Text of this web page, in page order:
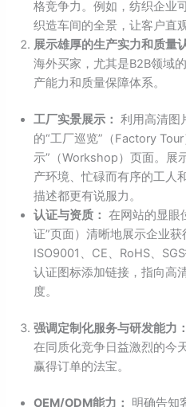
格竞争力。例如，纺织企业
织造车间的全景，让客户直
展示雄厚的生产实力和质量
海外买家，尤其是B2B领域
产能力和质量保障体系。
工厂实景展示： 利用高清图
的“工厂巡览”（Factory
示”（Workshop）页面。展
产环境、忙碌而有序的工人
描述都更有说服力。
认证与资质： 在网站的显眼
证”页面）清晰地展示企业
ISO9001、CE、RoHS、
认证图标添加链接，指向高
度。
强调定制化服务与研发能力：
在同质化竞争日益激烈的今
赢得订单的法宝。
OEM/ODM能力： 明确告知